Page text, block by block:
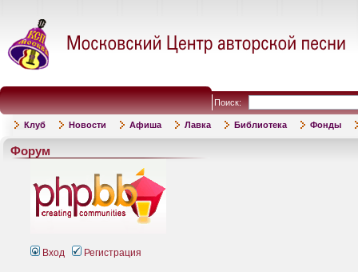
Поиск:
Клуб Новости Афиша Лавка Библиотека Фонды
Форум
Вход Регистрация